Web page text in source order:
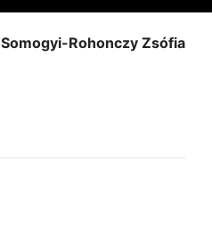
Somogyi-Rohonczy Zsófia